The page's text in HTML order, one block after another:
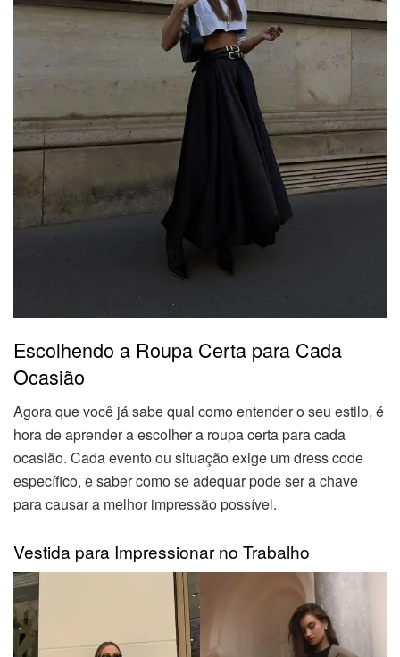
Escolhendo a Roupa Certa para Cada
Ocasião
Agora que você já sabe qual como entender o seu estilo, é
hora de aprender a escolher a roupa certa para cada
ocasião. Cada evento ou situação exige um dress code
específico, e saber como se adequar pode ser a chave
para causar a melhor impressão possível.
Vestida para Impressionar no Trabalho